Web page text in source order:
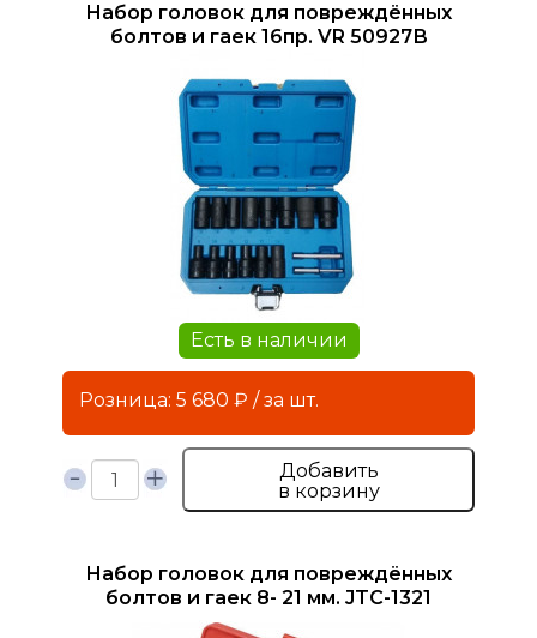
Набор головок для повреждённых
болтов и гаек 16пр. VR 50927В
Есть в наличии
Розница: 5 680 ₽ / за шт.
Добавить
в корзину
Набор головок для повреждённых
болтов и гаек 8- 21 мм. JTC-1321